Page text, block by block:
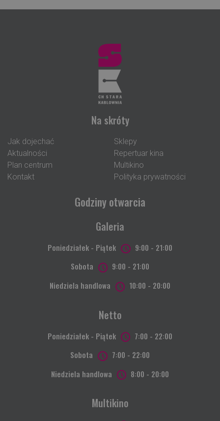
Na skróty
Jak dojechać
Aktualności
Plan centrum
Kontakt
Sklepy
Repertuar kina
Multikino
Polityka prywatności
Godziny otwarcia
Galeria
Poniedziałek - Piątek
9:00 - 21:00
Sobota
9:00 - 21:00
Niedziela handlowa
10:00 - 20:00
Netto
Poniedziałek - Piątek
7:00 - 22:00
Sobota
7:00 - 22:00
Niedziela handlowa
8:00 - 20:00
Multikino